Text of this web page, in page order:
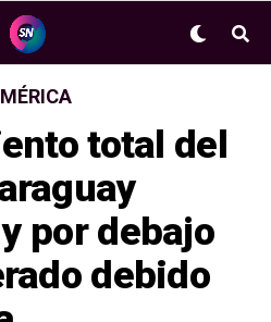
total del
por debajo
debido